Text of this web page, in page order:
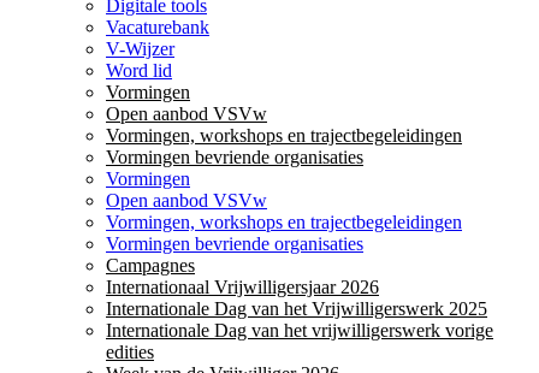
Digitale tools
Vacaturebank
V-Wijzer
Word lid
Vormingen
Open aanbod VSVw
Vormingen, workshops en trajectbegeleidingen
Vormingen bevriende organisaties
Vormingen
Open aanbod VSVw
Vormingen, workshops en trajectbegeleidingen
Vormingen bevriende organisaties
Campagnes
Internationaal Vrijwilligersjaar 2026
Internationale Dag van het Vrijwilligerswerk 2025
Internationale Dag van het vrijwilligerswerk vorige
edities